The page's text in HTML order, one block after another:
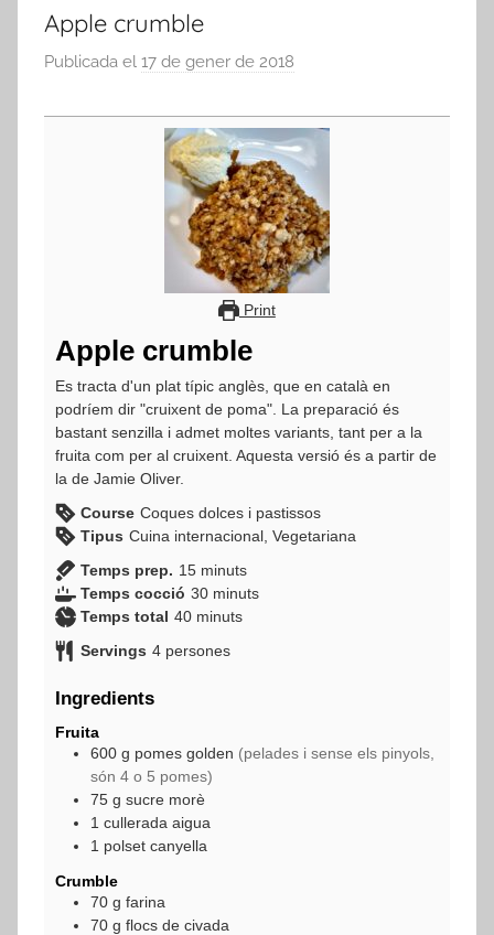
Apple crumble
Publicada el 17 de gener de 2018
r
a
d
m
i
n
Print
Apple crumble
Es tracta d'un plat típic anglès, que en català en
podríem dir "cruixent de poma". La preparació és
bastant senzilla i admet moltes variants, tant per a la
fruita com per al cruixent. Aquesta versió és a partir de
la de Jamie Oliver.
Course Coques dolces i pastissos
Tipus Cuina internacional, Vegetariana
Temps prep. 15minuts
minuts
Temps cocció 30minuts
minuts
Temps total 40minuts
minuts
Servings 4 persones
Ingredients
Fruita
600 g pomes golden (pelades i sense els pinyols,
són 4 o 5 pomes)
75 g sucre morè
1 cullerada aigua
1 polset canyella
Crumble
70 g farina
70 g flocs de civada